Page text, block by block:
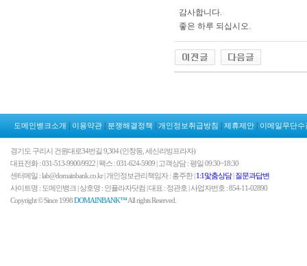
감사합니다.
좋은 하루 되십시오.
도메인뱅크소개 이용약관 분쟁해결정책 개인정보취급방침 제휴제안 이메일무단수
경기도 구리시 건원대로34번길 9,304 (인창동, 세신리빙프라자)
대표전화 : 031-513-9900/9922 | 팩스 : 031-624-5909 | 고객상담 : 평일 09:30~18:30
센터메일 : lab@domainbank.co.kr | 개인정보관리책임자 : 홍주한 |1:1맟춤상담|질문과답변
사이트명 : 도메인뱅크 | 상호명 : 인플라자닷컴 | 대표 : 정관호 | 사업자번호 : 854-11-02890
Copyright © Since 1998DOMAINBANK™All rights Reserved.